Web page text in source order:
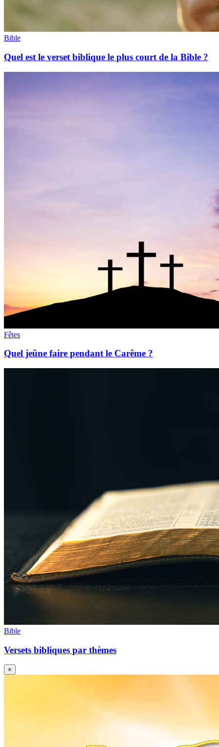
Bible
Quel est le verset biblique le plus court de la Bible ?
Fêtes
Quel jeûne faire pendant le Carême ?
Bible
Versets bibliques par thèmes
×